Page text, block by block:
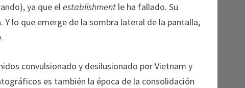
ya que elestablishment le ha fallado. Su
lo que emerge de la sombra lateral de la pantalla,
.
convulsionado y desilusionado por Vietnam y
es también la época de la consolidación